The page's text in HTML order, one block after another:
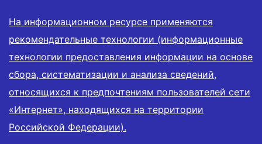
На информационном ресурсе применяются
рекомендательные технологии (информационные
технологии предоставления информации на основе
сбора, систематизации и анализа сведений,
относящихся к предпочтениям пользователей сети
«Интернет», находящихся на территории
Российской Федерации).